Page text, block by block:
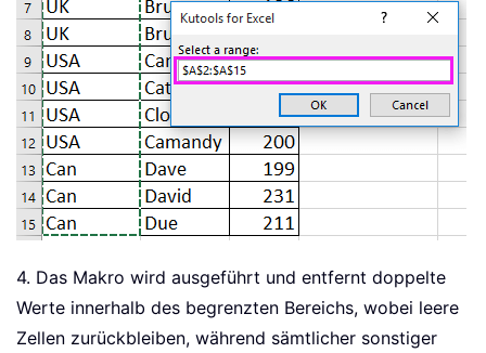
4. Das Makro wird ausgeführt und entfernt doppelte
Werte innerhalb des begrenzten Bereichs, wobei leere
Zellen zurückbleiben, während sämtlicher sonstiger